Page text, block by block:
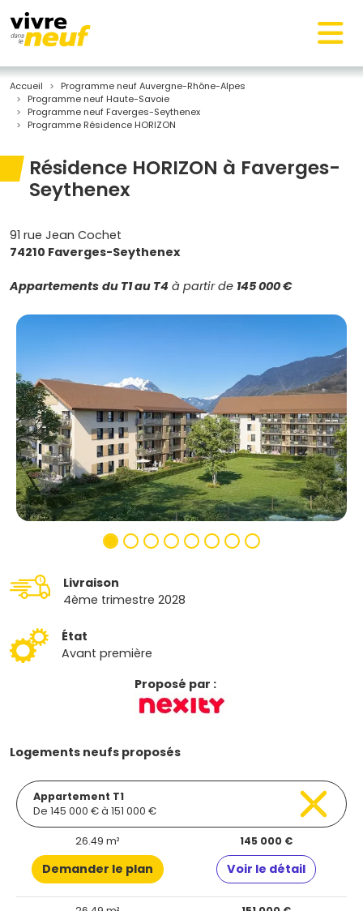
Accueil
Programme neuf Auvergne-Rhône-Alpes
Programme neuf Haute-Savoie
Programme neuf Faverges-Seythenex
Programme Résidence HORIZON
Résidence HORIZON à Faverges-
Seythenex
91 rue Jean Cochet
74210 Faverges-Seythenex
Appartements du T1 au T4 à partir de 145 000 €
Livraison
4ème trimestre 2028
État
Avant première
Proposé par :
Logements neufs proposés
Appartement T1
De 145 000 € à 151 000 €
26.49 m² 145 000 €
Demander le plan Voir le détail